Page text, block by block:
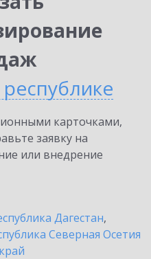
карточками,
заявку на
или внедрение
Дагестан,
Северная Осетия